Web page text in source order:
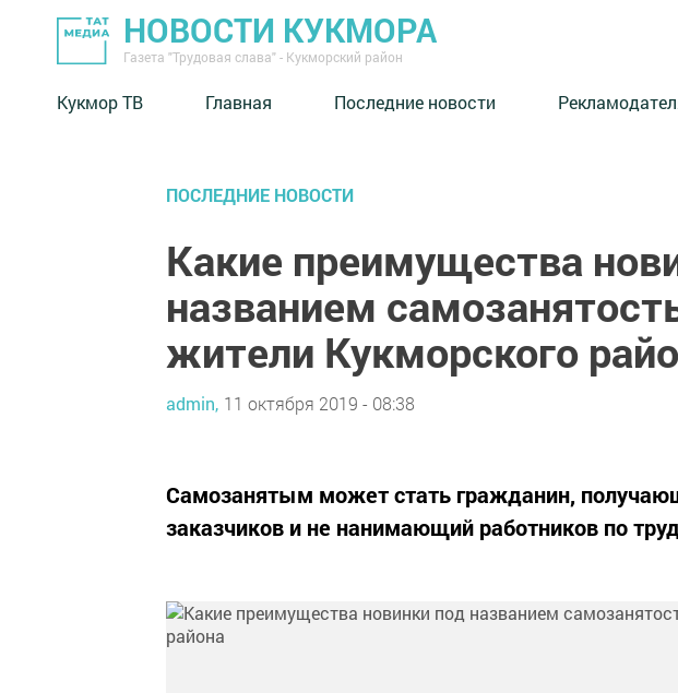
НОВОСТИ КУКМОРА
Газета "Трудовая слава" - Кукморский район
Кукмор ТВ Главная Последние новости
ПОСЛЕДНИЕ НОВОСТИ
Какие преимущества
названием
жители Кукморского
admin, 11 октября 2019 - 08:38
Самозанятым может стать гражданин,
заказчиков и не нанимающий работников по